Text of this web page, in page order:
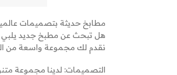
مطابخ حديثة بتصميمات
هل تبحث عن مطبخ جديد
نقدم لك مجموعة واسعة من
التصميمات: لدينا مجموعة